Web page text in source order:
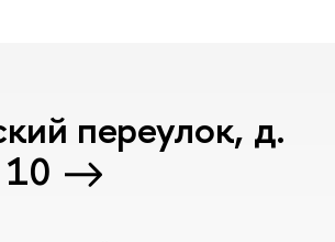
переулок, д.